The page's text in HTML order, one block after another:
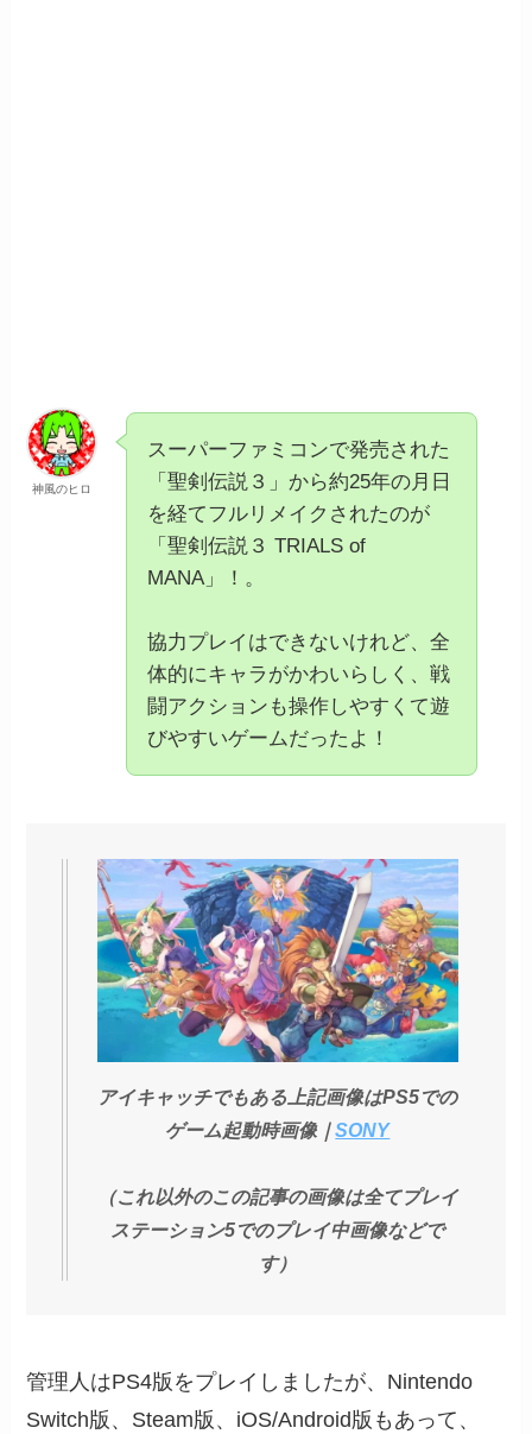
神風のヒロ
スーパーファミコンで発売された
「聖剣伝説３」から約25年の月日
を経てフルリメイクされたのが
「聖剣伝説３ TRIALS of
MANA」！。
協力プレイはできないけれど、全
体的にキャラがかわいらしく、戦
闘アクションも操作しやすくて遊
びやすいゲームだったよ！
アイキャッチでもある上記画像はPS5での
ゲーム起動時画像｜SONY
（これ以外のこの記事の画像は全てプレイ
ステーション5でのプレイ中画像などで
す）
管理人はPS4版をプレイしましたが、Nintendo
Switch版、Steam版、iOS/Android版もあって、